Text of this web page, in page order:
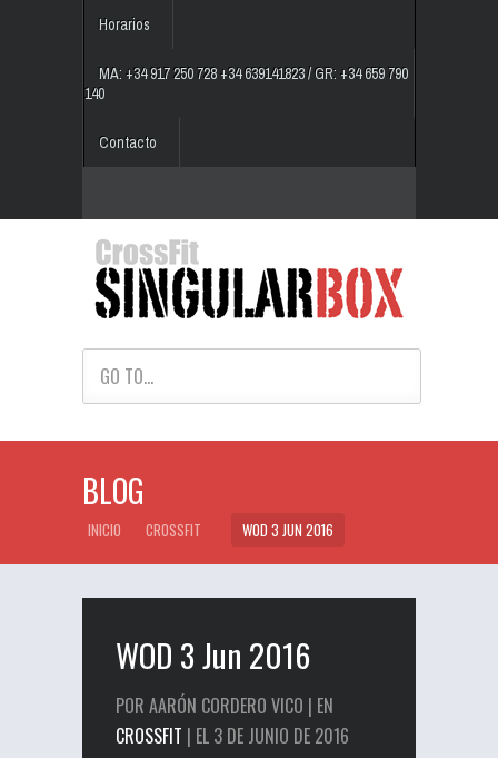
Horarios
MA: +34 917 250 728 +34 639141823 / GR: +34 659 790
140
Contacto
GO TO...
BLOG
INICIO CROSSFIT WOD 3 JUN 2016
WOD 3 Jun 2016
POR AARÓN CORDERO VICO | EN
CROSSFIT | EL 3 DE JUNIO DE 2016